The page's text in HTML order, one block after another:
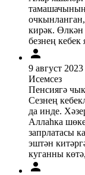
тамашачының
очкынланган,
кирәк. Өлкән
безнең кебек
9 август 2023
Исемсез
Пенсиягә
Сезнең
да инде.
Аллаһка
запрлатасы
эштән
куганны